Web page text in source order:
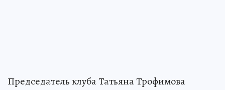
Председатель клуба Татьяна Трофимова